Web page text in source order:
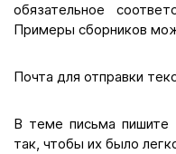
обязательное
Примеры сборников
Почта для отправки
В теме письма
так, чтобы их было